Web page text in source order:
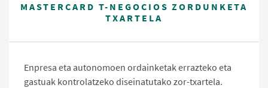
MASTERCARD T-NEGOCIOS ZORDUNKETA
TXARTELA
Enpresa eta autonomoen ordainketak errazteko eta
gastuak kontrolatzeko diseinatutako zor-txartela.